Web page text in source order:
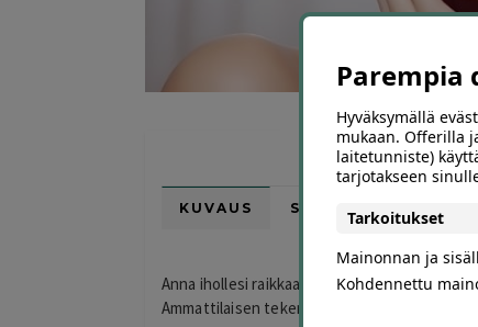
KUVAUS SIJAINTI KARTALLA
Anna ihollesi raikkaampi ja tasaisempi ilme
Ammattilaisen tekemä kasvohoito tarjoaa
Parempia
Hyväksymällä
mukaan. Offerilla
laitetunniste)
tarjotakseen
Tarkoitukset
Mainonnan ja
Kohdennettu